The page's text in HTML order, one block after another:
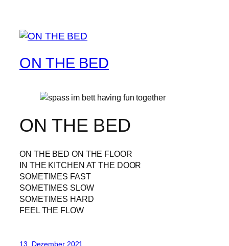
ON THE BED
ON THE BED
ON THE BED ON THE FLOOR
IN THE KITCHEN AT THE DOOR
SOMETIMES FAST
SOMETIMES SLOW
SOMETIMES HARD
FEEL THE FLOW
13. Dezember 2021